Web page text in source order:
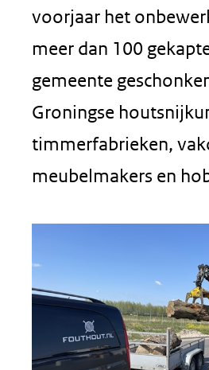
voorjaar het
meer dan 100
gemeente
Groningse
timmerfabrieken,
meubelmakers en